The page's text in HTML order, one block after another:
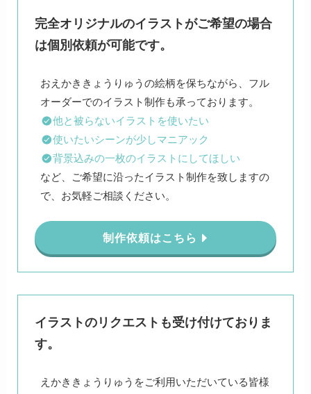
完全オリジナルのイラストがご希望の場合
は個別依頼が可能です。
おえかききょうりゅうの絵柄を保ちながら、フル
他と被らないイラストを使いたい
使いたいシーンが少しマニアック
背景込みの一枚のイラストにしてほしい
など、ご希望に沿ったイラスト制作を致しますの
で、お気軽ご相談ください。
制作依頼はこちら
イラストのリクエストも受け付けておりま
す。
えかききょうりゅうをご利用いただいている皆様